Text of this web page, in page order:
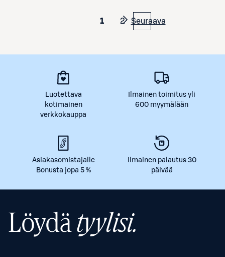
1 2 Seuraava
Luotettava
kotimainen
verkkokauppa
Ilmainen toimitus yli
600 myymälään
Asiakasomistajalle
Bonusta jopa 5 %
Ilmainen palautus 30
päivää
Löydätyylisi.